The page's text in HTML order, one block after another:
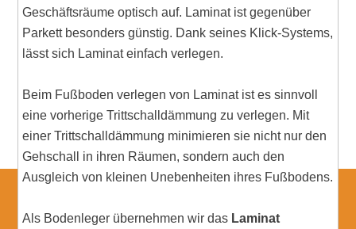
Geschäftsräume optisch auf. Laminat ist gegenüber
Parkett besonders günstig. Dank seines Klick-Systems,
lässt sich Laminat einfach verlegen.
Beim Fußboden verlegen von Laminat ist es sinnvoll
eine vorherige Trittschalldämmung zu verlegen. Mit
einer Trittschalldämmung minimieren sie nicht nur den
Gehschall in ihren Räumen, sondern auch den
Ausgleich von kleinen Unebenheiten ihres Fußbodens.
Als Bodenleger übernehmen wir das Laminat